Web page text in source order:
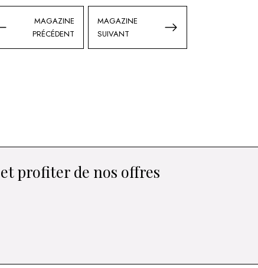
MAGAZINE
PRÉCÉDENT
MAGAZINE
SUIVANT
profiter de nos offres